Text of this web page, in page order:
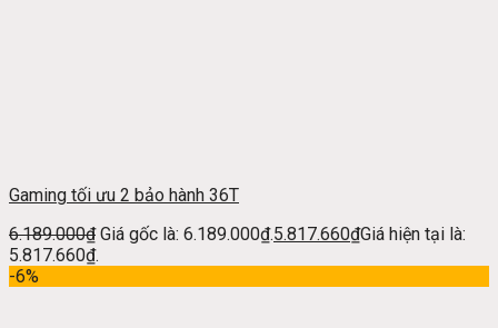
Gaming tối ưu 2 bảo hành 36T
6.189.000₫ Giá gốc là: 6.189.000₫.5.817.660₫Giá hiện tại là:
5.817.660₫.
-6%